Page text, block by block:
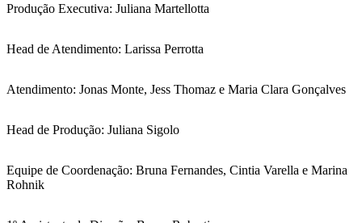
Produção Executiva: Juliana Martellotta
Head de Atendimento: Larissa Perrotta
Atendimento: Jonas Monte, Jess Thomaz e Maria Clara Gonçalves
Head de Produção: Juliana Sigolo
Equipe de Coordenação: Bruna Fernandes, Cintia Varella e Marina
Rohnik